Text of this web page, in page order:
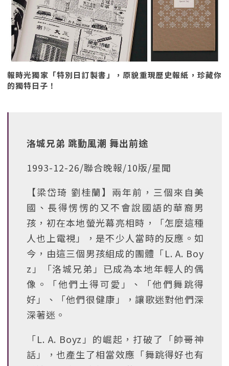
報時光獨家「特別日訂製書」，原貌重現歷史報紙，珍藏你
的獨特日子！
洛城兄弟 跳動風潮 舞出前途
1993-12-26/聯合晚報/10版/星聞
【梁岱琦 劉桂蘭】兩年前，三個來自美
國、長得愣愣的又不會說國語的華裔男
孩，初在本地螢光幕亮相時，「怎麼這種
人也上電視」，是不少人當時的反應。如
今，由這三個男孩組成的團體「L. A. Boy
z」「洛城兄弟」已成為本地年輕人的偶
像。「他們土得可愛」、「他們舞跳得
好」、「他們很健康」，讓歌迷對他們深
深著迷。
「L. A. Boyz」的崛起，打破了「帥哥神
話」，也產生了相當效應「舞跳得好也有